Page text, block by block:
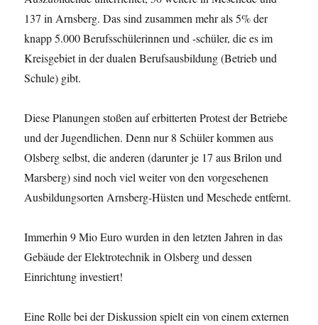
137 in Arnsberg. Das sind zusammen mehr als 5% der
knapp 5.000 Berufsschülerinnen und -schüler, die es im
Kreisgebiet in der dualen Berufsausbildung (Betrieb und
Schule) gibt.
Diese Planungen stoßen auf erbitterten Protest der Betriebe
und der Jugendlichen. Denn nur 8 Schüler kommen aus
Olsberg selbst, die anderen (darunter je 17 aus Brilon und
Marsberg) sind noch viel weiter von den vorgesehenen
Ausbildungsorten Arnsberg-Hüsten und Meschede entfernt.
Immerhin 9 Mio Euro wurden in den letzten Jahren in das
Gebäude der Elektrotechnik in Olsberg und dessen
Einrichtung investiert!
Eine Rolle bei der Diskussion spielt ein von einem externen